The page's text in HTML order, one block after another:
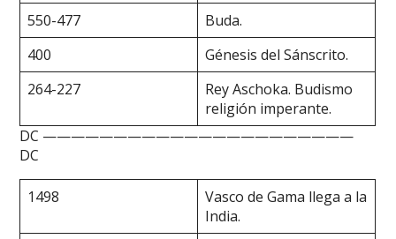
550-477
Buda.
400
Génesis del Sánscrito.
264-227
Rey Aschoka. Budismo
religión imperante.
DC ——————————————————————
DC
1498
Vasco de Gama llega a la
India.